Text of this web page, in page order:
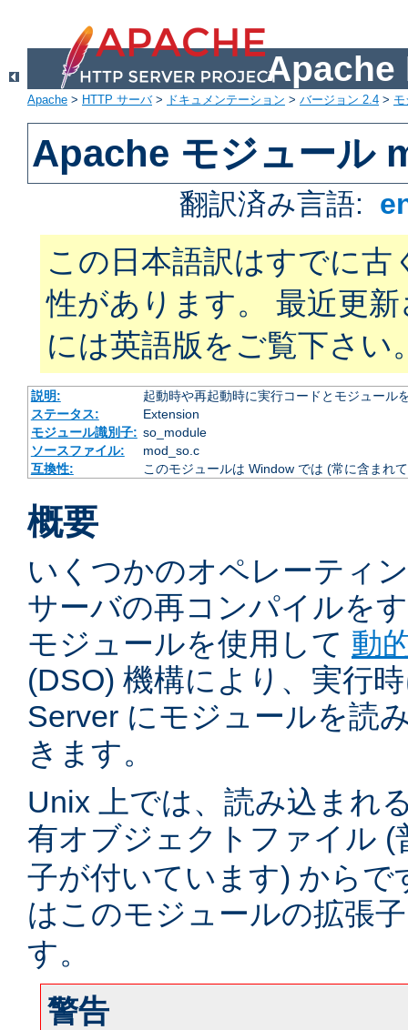
Apache
Apache > HTTP サーバ> ドキュメンテーション > バージョン 2.4 >
Apache モジュール
翻訳済み言語:
この日本語訳はすでに古
性があります。 最近更
には英語版をご覧下さい
説明:
起動時や再起動時に実行コードとモジュール
ステータス:
Extension
モジュール識別子: so_module
ソースファイル:
mod_so.c
互換性:
このモジュールは Window では (常に含まれ
概要
いくつかのオペレーティ
サーバの再コンパイルを
モジュールを使用して 動
(DSO) 機構により、実行
Server にモジュールを読
きます。
Unix 上では、読み込まれ
有オブジェクトファイル
子が付いています) からで
はこのモジュールの拡張
す。
警告